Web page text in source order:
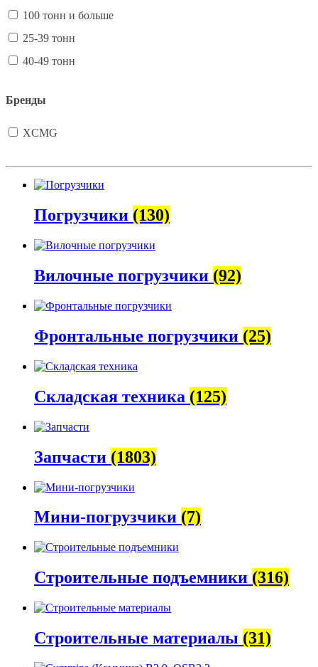
100 тонн и больше
25-39 тонн
40-49 тонн
Бренды
XCMG
Погрузчики (130)
Вилочные погрузчики (92)
Фронтальные погрузчики (25)
Складская техника (125)
Запчасти (1803)
Мини-погрузчики (7)
Строительные подъемники (316)
Строительные материалы (31)